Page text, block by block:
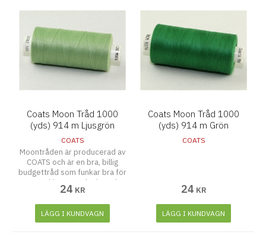
Coats Moon Tråd 1000
(yds) 914 m Ljusgrön
COATS
Moontråden är producerad av
COATS och är en bra, billig
budgettråd som funkar bra för
symaskiner, overlocks och
även att sy för hand.
24 KR
LÄGG I KUNDVAGN
Coats Moon Tråd 1000
(yds) 914 m Grön
COATS
24 KR
LÄGG I KUNDVAGN